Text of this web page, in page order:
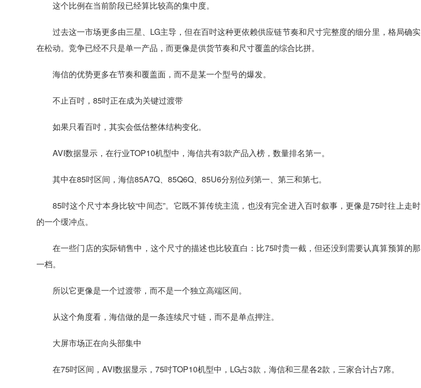
这个比例在当前阶段已经算比较高的集中度。
过去这一市场更多由三星、LG主导，但在百吋这种更依赖供应链节奏和尺寸完整度的细分里，格局确实
在松动。竞争已经不只是单一产品，而更像是供货节奏和尺寸覆盖的综合比拼。
海信的优势更多在节奏和覆盖面，而不是某一个型号的爆发。
不止百吋，85吋正在成为关键过渡带
如果只看百吋，其实会低估整体结构变化。
AVI数据显示，在行业TOP10机型中，海信共有3款产品入榜，数量排名第一。
其中在85吋区间，海信85A7Q、85Q6Q、85U6分别位列第一、第三和第七。
85吋这个尺寸本身比较“中间态”。它既不算传统主流，也没有完全进入百吋叙事，更像是75吋往上走时
的一个缓冲点。
在一些门店的实际销售中，这个尺寸的描述也比较直白：比75吋贵一截，但还没到需要认真算预算的那
一档。
所以它更像是一个过渡带，而不是一个独立高端区间。
从这个角度看，海信做的是一条连续尺寸链，而不是单点押注。
大屏市场正在向头部集中
在75吋区间，AVI数据显示，75吋TOP10机型中，LG占3款，海信和三星各2款，三家合计占7席。